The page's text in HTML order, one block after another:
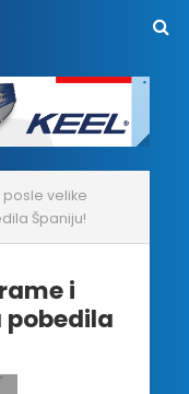
posle velike
Španiju!
i
pobedila